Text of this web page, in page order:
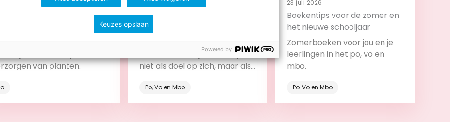
tips voor meer groen in de
deze tips begin je klein en
van planten.
28 juli 2026
Stem leerdoelen, lessen en
toetsen op elkaar af met
backward design
Zo gebruik je backward design
betekenisvol in je onderwijs:
niet als doel op zich, maar als
Po, Vo en Mbo
23 juli 2026
Boekentips voor de zomer en
het nieuwe schooljaar
Zomerboeken voor jou en je
leerlingen in het po, vo en
mbo.
Po, Vo en Mbo
Keuzes opslaan
Powered by